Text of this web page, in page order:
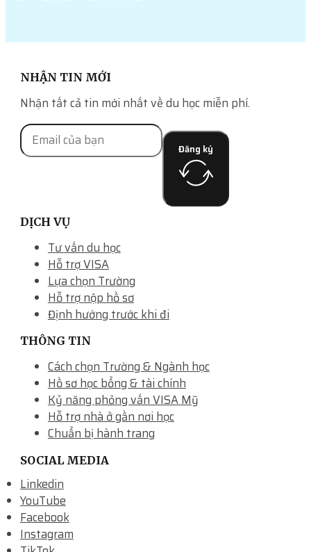
NHẬN TIN MỚI
Nhận tất cả tin mới nhất về du học miễn phí.
Đăng ký
DỊCH VỤ
Tư vấn du học
Hỗ trợ VISA
Lựa chọn Trường
Hỗ trợ nộp hồ sơ
Định hướng trước khi đi
THÔNG TIN
Cách chọn Trường & Ngành học
Hồ sơ học bổng & tài chính
Kỷ năng phỏng vấn VISA Mỹ
Hỗ trợ nhà ở gần nơi học
Chuẩn bị hành trang
SOCIAL MEDIA
Linkedin
YouTube
Facebook
Instagram